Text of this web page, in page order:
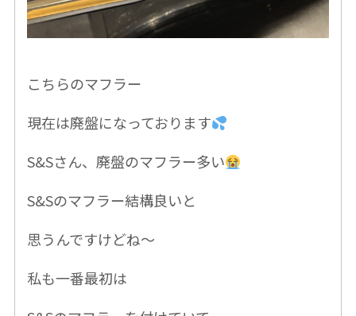
こちらのマフラー
現在は廃盤になっております
S&Sさん、廃盤のマフラー多い
S&Sのマフラー結構良いと
思うんですけどね〜
私も一番最初は